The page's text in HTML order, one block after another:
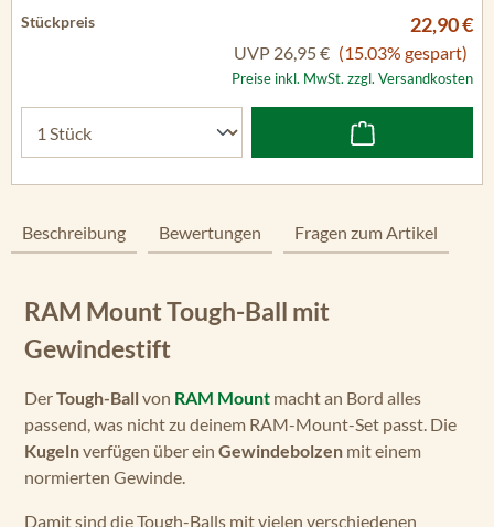
22,90 €
UVP 26,95 € (15.03% gespart)
Preise inkl. MwSt. zzgl. Versandkosten
Beschreibung Bewertungen Fragen zum Artikel
RAM Mount Tough-Ball mit
Gewindestift
DerTough-Ballvon RAM Mount macht an Bord alles
passend, was nicht zu deinem RAM-Mount-Set passt. Die
Kugelnverfügen über ein Gewindebolzen mit einem
normierten Gewinde.
Damit sind die Tough-Balls mit vielen verschiedenen